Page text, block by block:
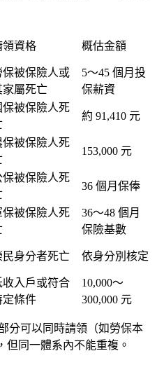
領資格 概估金額
保被保險人或
家屬死亡
5～45 個月投
保薪資
保被保險人死
約 91,410 元
保被保險人死
153,000 元
保被保險人死
36 個月保俸
保被保險人死
36～48 個月
保險基數
民身分者死亡 依身分別核定
收入戶或符合
定條件
10,000～
300,000 元
分可以 同時請領 （如勞保本
但同一體系內不能重複。